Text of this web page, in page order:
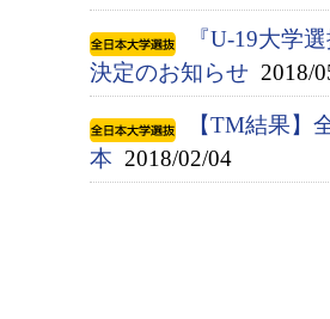
『U-19大学
決定のお知らせ 2018/
【TM結果】
本 2018/02/04